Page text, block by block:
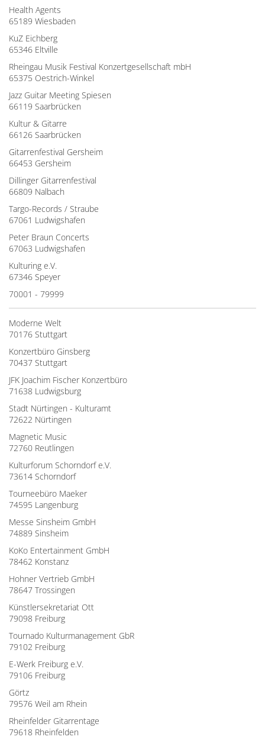
Health Agents
65189 Wiesbaden
KuZ Eichberg
65346 Eltville
Rheingau Musik Festival Konzertgesellschaft mbH
65375 Oestrich-Winkel
Jazz Guitar Meeting Spiesen
66119 Saarbrücken
Kultur & Gitarre
66126 Saarbrücken
Gitarrenfestival Gersheim
66453 Gersheim
Dillinger Gitarrenfestival
66809 Nalbach
Targo-Records / Straube
67061 Ludwigshafen
Peter Braun Concerts
67063 Ludwigshafen
Kulturing e.V.
67346 Speyer
70001 - 79999
Moderne Welt
70176 Stuttgart
Konzertbüro Ginsberg
70437 Stuttgart
JFK Joachim Fischer Konzertbüro
71638 Ludwigsburg
Stadt Nürtingen - Kulturamt
72622 Nürtingen
Magnetic Music
72760 Reutlingen
Kulturforum Schorndorf e.V.
73614 Schorndorf
Tourneebüro Maeker
74595 Langenburg
Messe Sinsheim GmbH
74889 Sinsheim
KoKo Entertainment GmbH
78462 Konstanz
Hohner Vertrieb GmbH
78647 Trossingen
Künstlersekretariat Ott
79098 Freiburg
Tournado Kulturmanagement GbR
79102 Freiburg
E-Werk Freiburg e.V.
79106 Freiburg
Görtz
79576 Weil am Rhein
Rheinfelder Gitarrentage
79618 Rheinfelden